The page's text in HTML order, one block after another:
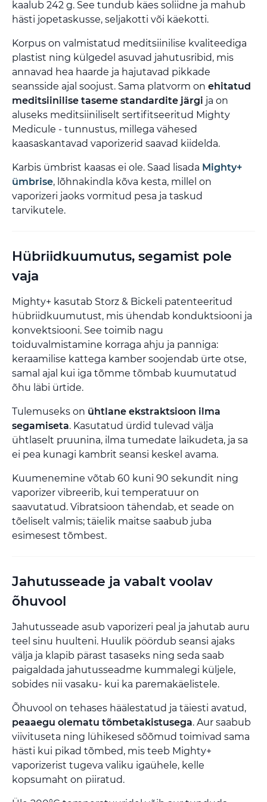
kaalub 242 g. See tundub käes soliidne ja mahub
hästi jopetaskusse, seljakotti või käekotti.
Korpus on valmistatud meditsiinilise kvaliteediga
plastist ning külgedel asuvad jahutusribid, mis
annavad hea haarde ja hajutavad pikkade
seansside ajal soojust. Sama platvorm on ehitatud
meditsiinilise taseme standardite järgi ja on
aluseks meditsiiniliselt sertifitseeritud Mighty
Medicule - tunnustus, millega vähesed
kaasaskantavad vaporizerid saavad kiidelda.
Karbis ümbrist kaasas ei ole. Saad lisada Mighty+
ümbrise, lõhnakindla kõva kesta, millel on
vaporizeri jaoks vormitud pesa ja taskud
tarvikutele.
Hübriidkuumutus, segamist pole
vaja
Mighty+ kasutab Storz & Bickeli patenteeritud
hübriidkuumutust, mis ühendab konduktsiooni ja
konvektsiooni. See toimib nagu
toiduvalmistamine korraga ahju ja panniga:
keraamilise kattega kamber soojendab ürte otse,
samal ajal kui iga tõmme tõmbab kuumutatud
õhu läbi ürtide.
Tulemuseks on ühtlane ekstraktsioon ilma
segamiseta. Kasutatud ürdid tulevad välja
ühtlaselt pruunina, ilma tumedate laikudeta, ja sa
ei pea kunagi kambrit seansi keskel avama.
Kuumenemine võtab 60 kuni 90 sekundit ning
vaporizer vibreerib, kui temperatuur on
saavutatud. Vibratsioon tähendab, et seade on
tõeliselt valmis; täielik maitse saabub juba
esimesest tõmbest.
Jahutusseade ja vabalt voolav
õhuvool
Jahutusseade asub vaporizeri peal ja jahutab auru
teel sinu huulteni. Huulik pöördub seansi ajaks
välja ja klapib pärast tasaseks ning seda saab
paigaldada jahutusseadme kummalegi küljele,
sobides nii vasaku- kui ka paremakäelistele.
Õhuvool on tehases häälestatud ja täiesti avatud,
peaaegu olematu tõmbetakistusega. Aur saabub
viivituseta ning lühikesed sõõmud toimivad sama
hästi kui pikad tõmbed, mis teeb Mighty+
vaporizerist tugeva valiku igaühele, kelle
kopsumaht on piiratud.